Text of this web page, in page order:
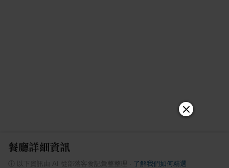
餐廳詳細資訊
ⓘ 以下資訊由 AI 從部落客食記彙整整理 了解我們如何精選